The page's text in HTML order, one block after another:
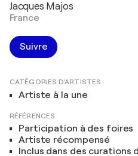
Jacques Majos
France
Suivre
CATÉGORIES D'ARTISTES
Artiste à la une
RÉFÉRENCES
Participation à des foires
Artiste récompensé
Inclus dans des curations